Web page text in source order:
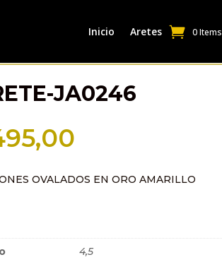
Inicio Aretes 0 Items
JA0246
OVALADOS EN ORO AMARILLO
4,5